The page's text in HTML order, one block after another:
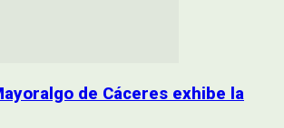
de Cáceres exhibe la